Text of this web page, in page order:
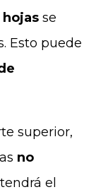
hojas se
Esto puede
superior,
no
el